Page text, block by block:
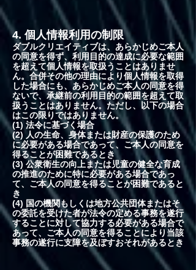
4. 個人情報利用の制限
ダブルクリエイティブは、あらかじめご本人
の同意を得ず、利用目的の達成に必要な範囲
を超えて個人情報を取扱うことはありませ
ん。合併その他の理由により個人情報を取得
した場合にも、あらかじめご本人の同意を得
ないで、承継前の利用目的の範囲を超えて取
扱うことはありません。ただし、以下の場合
はこの限りではありません。
(1) 法令に基づく場合
(2) 人の生命、身体または財産の保護のため
に必要がある場合であって、ご本人の同意を
得ることが困難であるとき
(3) 公衆衛生の向上または児童の健全な育成
の推進のために特に必要がある場合であっ
て、ご本人の同意を得ることが困難であると
き
(4) 国の機関もしくは地方公共団体またはそ
の委託を受けた者が法令の定める事務を遂行
することに対して協力する必要がある場合で
あって、ご本人の同意を得ることにより当該
事務の遂行に支障を及ぼすおそれがあるとき